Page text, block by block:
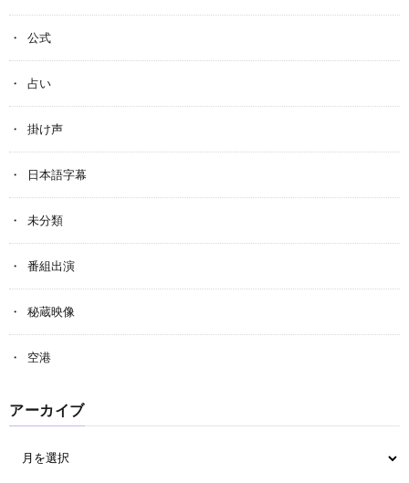
公式
占い
掛け声
日本語字幕
未分類
番組出演
秘蔵映像
空港
アーカイブ